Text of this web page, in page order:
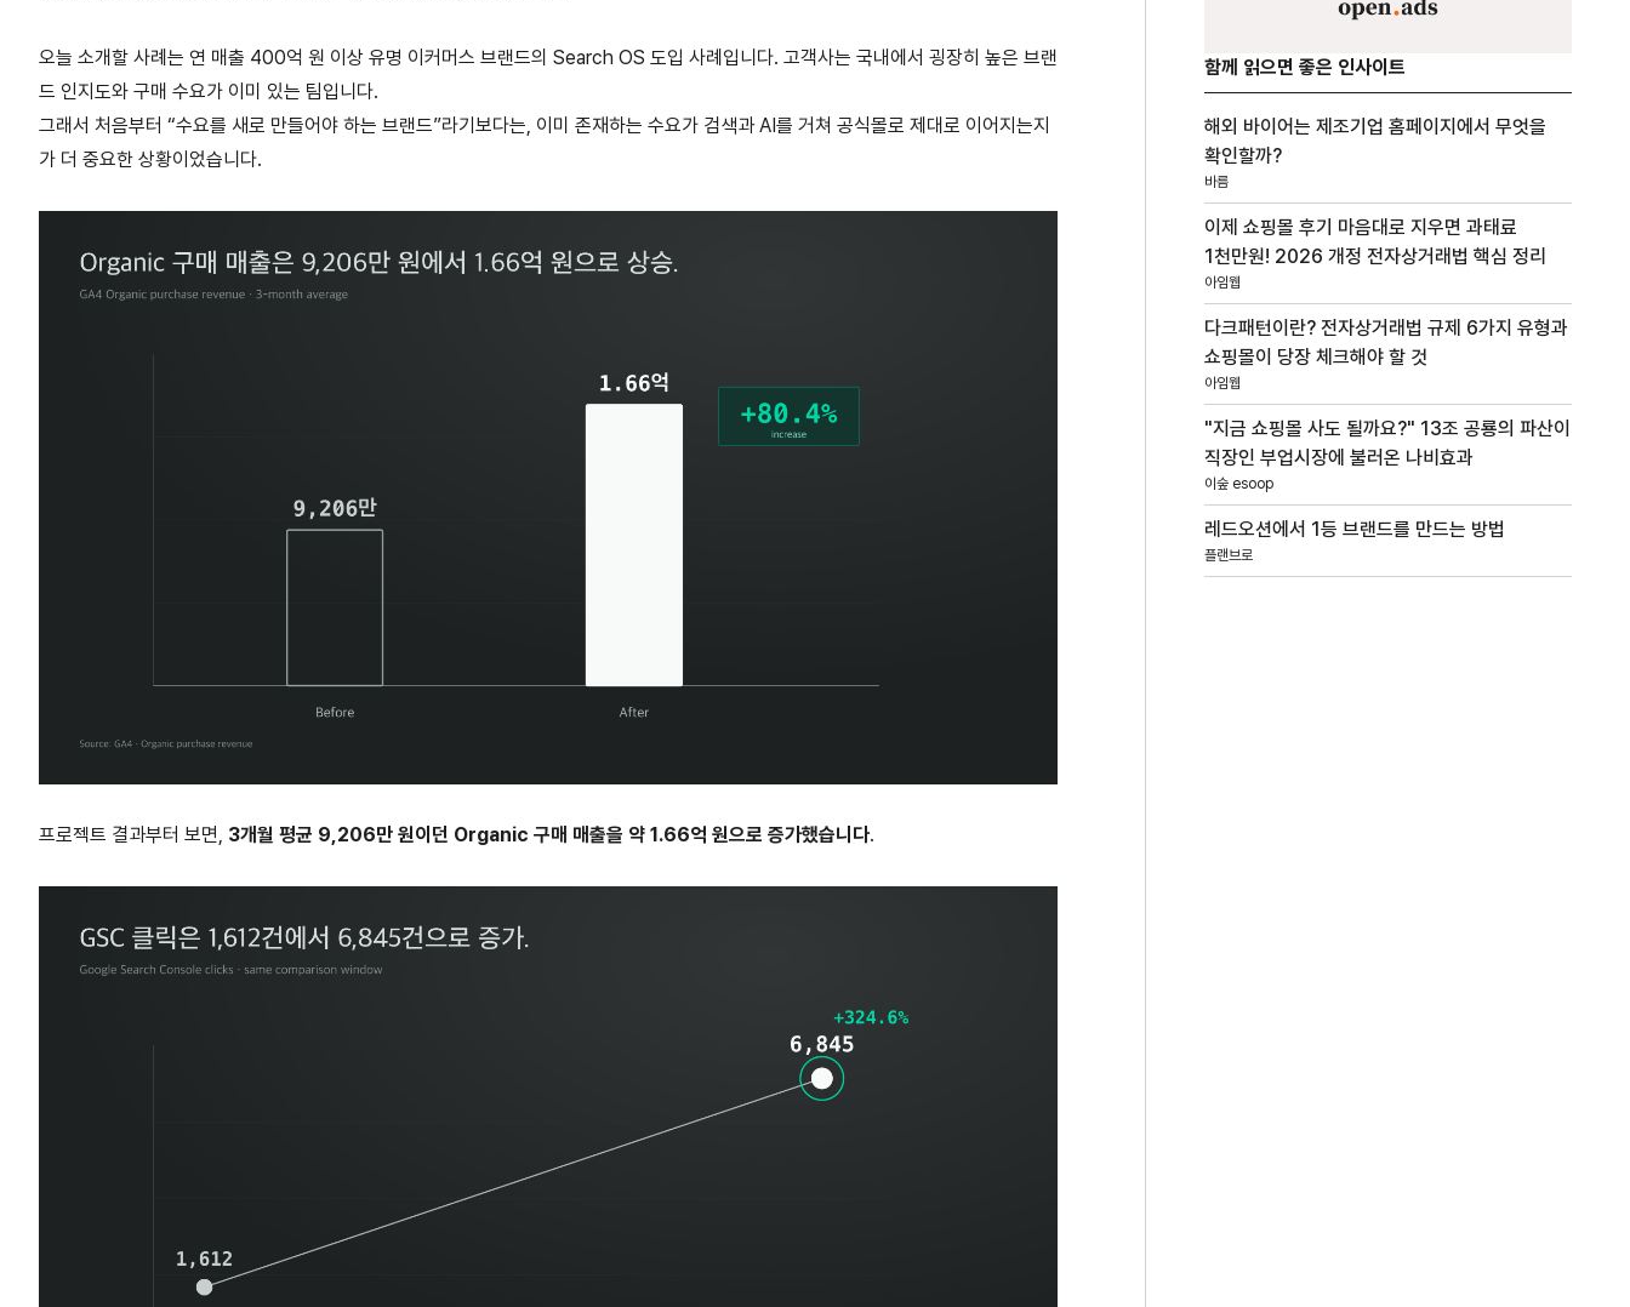
오늘 소개할 사례는 연 매출 400억 원 이상 유명 이커머스 브랜드의 Search OS 도입 사례입니다. 고객사는 국내에서 굉장히 높은 브랜
드 인지도와 구매 수요가 이미 있는 팀입니다.
그래서 처음부터 “수요를 새로 만들어야 하는 브랜드”라기보다는, 이미 존재하는 수요가 검색과 AI를 거쳐 공식몰로 제대로 이어지는지
가 더 중요한 상황이었습니다.
프로젝트 결과부터 보면, 3개월 평균 9,206만 원이던 Organic 구매 매출을 약 1.66억 원으로 증가했습니다.
함께 읽으면 좋은 인사이트
해외 바이어는 제조기업 홈페이지에서 무엇을
확인할까?
바름
이제 쇼핑몰 후기 마음대로 지우면 과태료
1천만원! 2026 개정 전자상거래법 핵심 정리
아임웹
다크패턴이란? 전자상거래법 규제 6가지 유형과
쇼핑몰이 당장 체크해야 할 것
아임웹
"지금 쇼핑몰 사도 될까요?" 13조 공룡의 파산이
직장인 부업시장에 불러온 나비효과
이숲 esoop
레드오션에서 1등 브랜드를 만드는 방법
플랜브로